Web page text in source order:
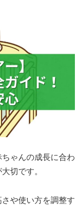
ゃんの成長に合わ
切です。
や使い方を調整す